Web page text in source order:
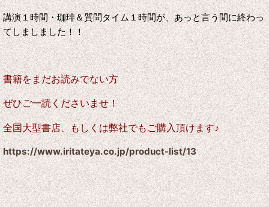
講演１時間・珈琲＆質問タイム１時間が、あっと言う間に終わっ
てしましました！！
書籍をまだお読みでない方
ぜひご一読くださいませ！
全国大型書店、もしくは弊社でもご購入頂けます♪
https://www.iritateya.co.jp/product-list/13